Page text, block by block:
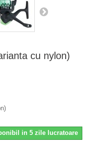
cu nylon)
in 5 zile lucratoare